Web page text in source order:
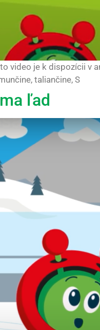
video je k dispozícii v
taliančine, S
ľad